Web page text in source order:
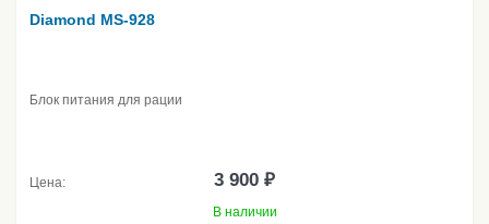
Diamond MS-928
Блок питания для рации
Цена: 3 900 ₽
В наличии